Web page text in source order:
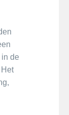
de